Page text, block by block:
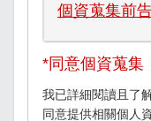
個資蒐集前
*同意個資蒐集
我已詳細閱讀且了
同意提供相關個人資